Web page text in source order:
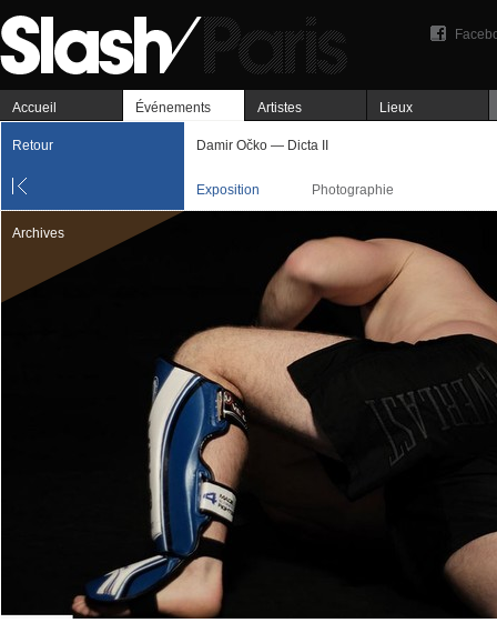
Accueil Événements Artistes Lieux
Retour Damir Očko — Dicta II
Exposition Photographie
Archives